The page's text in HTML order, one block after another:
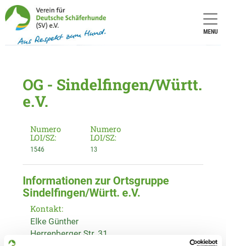
MENU
OG - Sindelfingen/Württ.
e.V.
Numero
LOI/SZ:
1546
Numero
LOI/SZ:
13
Informationen zur Ortsgruppe
Sindelfingen/Württ. e.V.
Kontakt:
Elke Günther
Herrenberger Str. 31